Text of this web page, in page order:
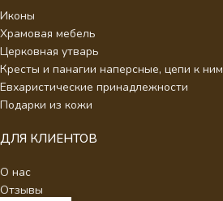
Иконы
Храмовая мебель
Церковная утварь
Кресты и панагии наперсные, цепи к ним
Евхаристические принадлежности
Подарки из кожи
ДЛЯ КЛИЕНТОВ
О нас
Отзывы